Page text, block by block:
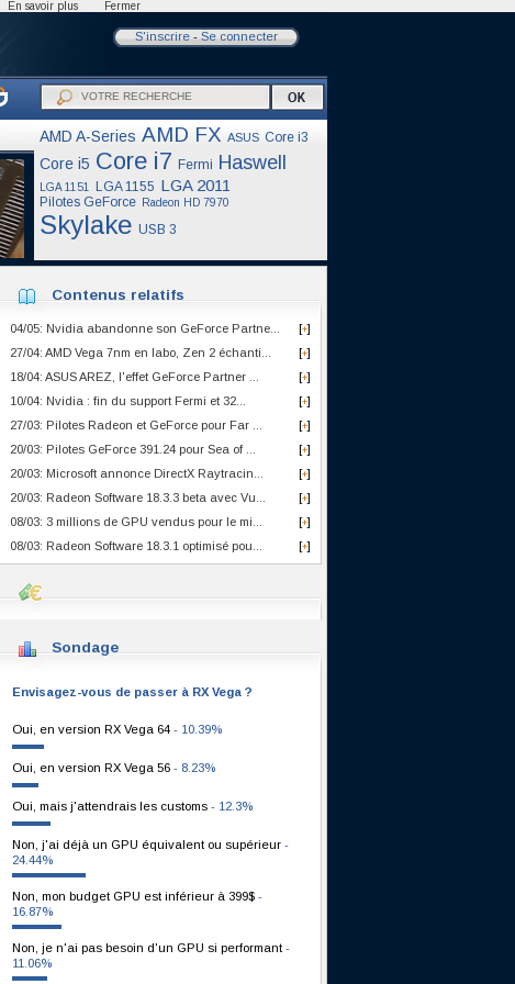
S'inscrire- Se connecter
AMD A-Series AMD FX ASUS Core i3
Core i5 Core i7 Fermi Haswell
LGA 1151 LGA 1155 LGA 2011
Pilotes GeForce Radeon HD 7970
Skylake USB 3
Contenus relatifs
[+]
04/05: Nvidia abandonne son GeForce Partne...
[+]
27/04: AMD Vega 7nm en labo, Zen 2 échanti...
[+]
18/04: ASUS AREZ, l'effet GeForce Partner ...
[+]
10/04: Nvidia : fin du support Fermi et 32...
[+]
27/03: Pilotes Radeon et GeForce pour Far ...
[+]
20/03: Pilotes GeForce 391.24 pour Sea of ...
[+]
20/03: Microsoft annonce DirectX Raytracin...
[+]
20/03: Radeon Software 18.3.3 beta avec Vu...
[+]
08/03: 3 millions de GPU vendus pour le mi...
[+]
08/03: Radeon Software 18.3.1 optimisé pou...
Sondage
Envisagez-vous de passer à RX Vega ?
Oui, en version RX Vega 64 - 10.39%
Oui, en version RX Vega 56 - 8.23%
Oui, mais j'attendrais les customs - 12.3%
Non, j'ai déjà un GPU équivalent ou supérieur -
24.44%
Non, mon budget GPU est inférieur à 399$ -
16.87%
Non, je n'ai pas besoin d'un GPU si performant -
11.06%
En savoir plus Fermer